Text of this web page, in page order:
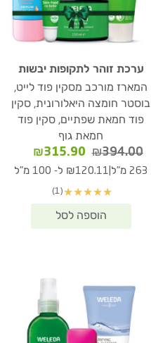
ערכת זוהר לתקופות יבשות
המארז מורכב מסקין פוד לייט,
בוסטר חומצה היאלורונית, סקין
פוד חמאת שפתיים, סקין פוד
חמאת גוף
₪394.00
המחיר
המקורי
₪394.00.
₪315.90
הנוכחי
263 מ"ל ₪120.11 ל- 100 מ"ל
★
★
★
★
★
(1)